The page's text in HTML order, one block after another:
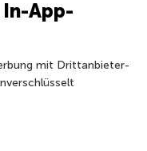
App-
mit Drittanbieter-